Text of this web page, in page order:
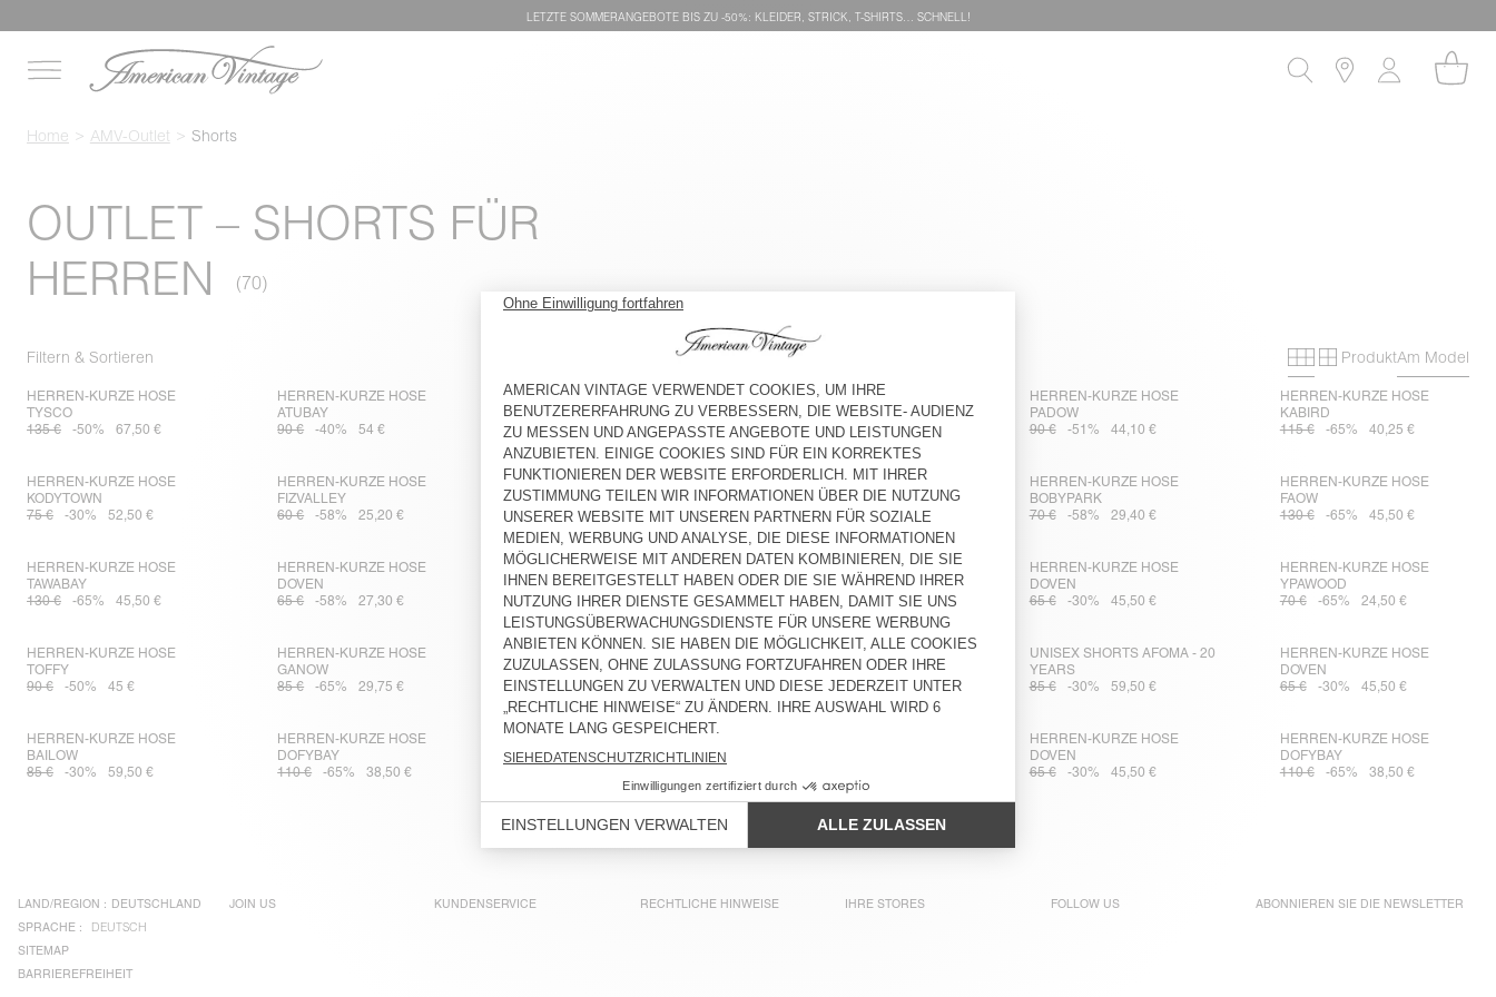
LETZTE SOMMERANGEBOTE BIS ZU -50%: KLEIDER, STRICK, T-SHIRTS… SCHNELL!
Home AMV-Outlet Shorts
OUTLET – SHORTS FÜR
HERREN
Filtern & Sortieren Primary grid
Secondary
ProduktAm Model
HERREN-KURZE HOSE
TYSCO
135 €
-50% 67,50 €
HERREN-KURZE HOSE
ATUBAY
90 €
-40% 54 €
HERREN-KURZE HOSE
GOZZY
145 €
-65% 50,75 €
HERREN-KURZE HOSE
DOVEN
65 €
-58% 27,30 €
HERREN-KURZE HOSE
PADOW
90 €
-51% 44,10 €
HERREN-KURZE HOSE
KABIRD
115 €
-65% 40,25 €
HERREN-KURZE HOSE
KODYTOWN
75 €
-30% 52,50 €
HERREN-KURZE HOSE
FIZVALLEY
60 €
-58% 25,20 €
HERREN-KURZE HOSE
JOZASTREET
110 €
-30% 77 €
HERREN- KURZE HOSE
BYPTOW
75 €
-66% 25,50 €
HERREN-KURZE HOSE
BOBYPARK
70 €
-58% 29,40 €
HERREN-KURZE HOSE
FAOW
130 €
-65% 45,50 €
HERREN-KURZE HOSE
TAWABAY
130 €
-65% 45,50 €
HERREN-KURZE HOSE
DOVEN
65 €
-58% 27,30 €
HERREN-KURZE HOSE
FIZVALLEY
60 €
-58% 25,20 €
HERREN-KURZE HOSE
ATUBAY
90 €
-40% 54 €
HERREN-KURZE HOSE
DOVEN
65 €
-30% 45,50 €
HERREN-KURZE HOSE
YPAWOOD
70 €
-65% 24,50 €
HERREN-KURZE HOSE
TOFFY
90 €
-50% 45 €
HERREN-KURZE HOSE
GANOW
85 €
-65% 29,75 €
HERREN-KURZE HOSE
SONOMA
70 €
-65% 24,50 €
HERREN-SHORTS UTICITY
100 € -65% 35 €
UNISEX SHORTS AFOMA - 20
YEARS
85 €
-30% 59,50 €
HERREN-KURZE HOSE
DOVEN
65 €
-30% 45,50 €
HERREN-KURZE HOSE
BAILOW
85 €
-30% 59,50 €
HERREN-KURZE HOSE
DOFYBAY
110 €
-65% 38,50 €
HERREN-KURZE HOSE
DOVEN
65 €
-30% 45,50 €
HERREN-KURZE HOSE
DOFYBAY
110 €
-65% 38,50 €
LAND/REGION : DEUTSCHLAND
SPRACHE :
DEUTSCH
SITEMAP
BARRIEREFREIHEIT
JOIN US KUNDENSERVICE RECHTLICHE HINWEISE IHRE STORES FOLLOW US ABONNIEREN SIE DIE NEWSLETTER